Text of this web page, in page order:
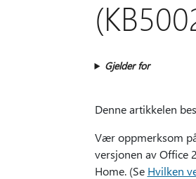
Gjelder for
Denne artikkelen
Vær oppmerksom
versjonen av Office
Home. (Se Hvilken